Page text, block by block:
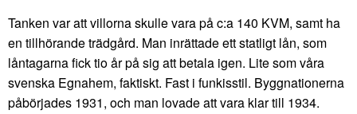
Tanken var att villorna skulle vara på c:a 140 KVM, samt ha
en tillhörande trädgård. Man inrättade ett statligt lån, som
låntagarna fick tio år på sig att betala igen. Lite som våra
svenska Egnahem, faktiskt. Fast i funkisstil. Byggnationerna
påbörjades 1931, och man lovade att vara klar till 1934.